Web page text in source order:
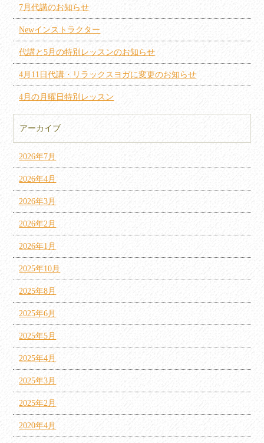
7月代講のお知らせ
Newインストラクター
代講と5月の特別レッスンのお知らせ
4月11日代講・リラックスヨガに変更のお知らせ
4月の月曜日特別レッスン
アーカイブ
2026年7月
2026年4月
2026年3月
2026年2月
2026年1月
2025年10月
2025年8月
2025年6月
2025年5月
2025年4月
2025年3月
2025年2月
2020年4月